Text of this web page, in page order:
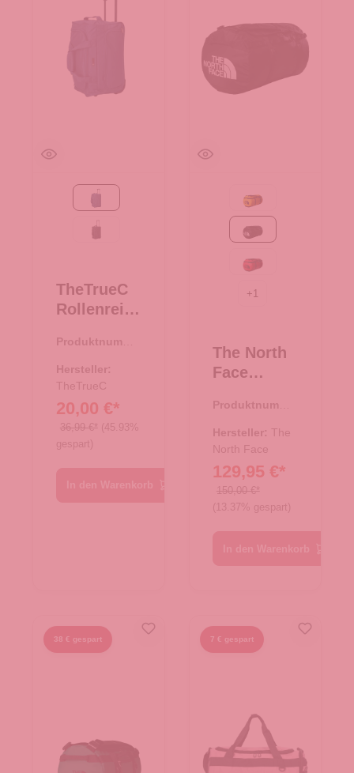
TheTrueC
Rollenreise
50cm
Berlin 2.0
navy
Produktnumme
Hersteller:
TheTrueC
20,00 €*
36,99 €* (45.93%
gespart)
Summit Gold-TNF
TNF Black-TNF W
TNF Red-TNF Bla
+ 1
The North
Face
Sporttasch
e
Rucksack
Base Camp
Duffel XXL
TNF Black-
Produktnumme
Hersteller: The
North Face
129,95 €*
150,00 €*
(13.37% gespart)
38 € gespart 7 € gespart